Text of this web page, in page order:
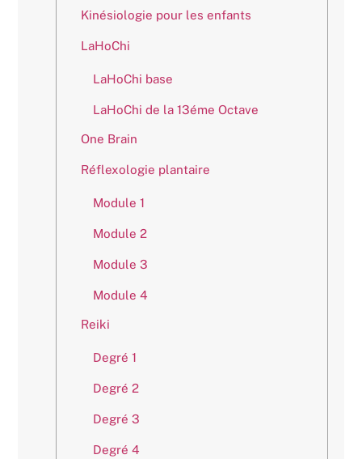
Kinésiologie pour les enfants
LaHoChi
LaHoChi base
LaHoChi de la 13éme Octave
One Brain
Réflexologie plantaire
Module 1
Module 2
Module 3
Module 4
Reiki
Degré 1
Degré 2
Degré 3
Degré 4